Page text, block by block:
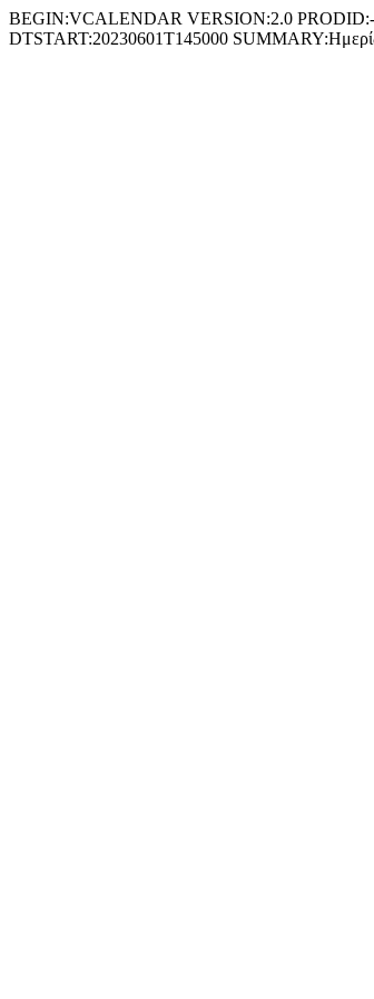
BEGIN:VCALENDAR VERSION:2.0
DTSTART:20230601T145000